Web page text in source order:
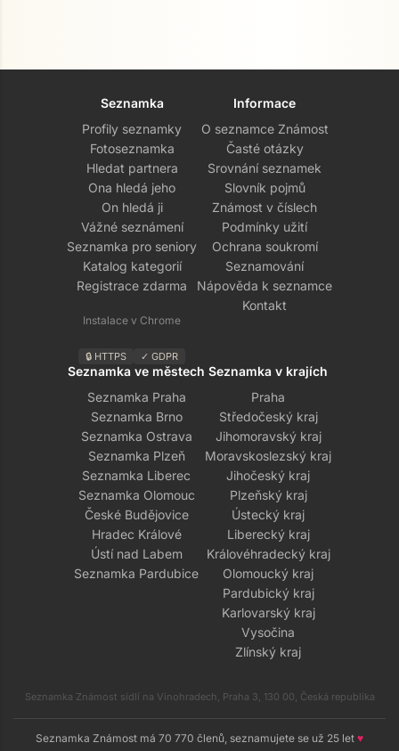
Seznamka
Profily seznamky
Fotoseznamka
Hledat partnera
Ona hledá jeho
On hledá ji
Vážné seznámení
Seznamka pro seniory
Katalog kategorií
Registrace zdarma
Instalace v Chrome
🔒 HTTPS ✓ GDPR
Informace
O seznamce Známost
Časté otázky
Srovnání seznamek
Slovník pojmů
Známost v číslech
Podmínky užití
Ochrana soukromí
Seznamování
Nápověda k seznamce
Kontakt
Seznamka ve městech
Seznamka Praha
Seznamka Brno
Seznamka Ostrava
Seznamka Plzeň
Seznamka Liberec
Seznamka Olomouc
České Budějovice
Hradec Králové
Ústí nad Labem
Seznamka Pardubice
Seznamka v krajích
Praha
Středočeský kraj
Jihomoravský kraj
Moravskoslezský kraj
Jihočeský kraj
Plzeňský kraj
Ústecký kraj
Liberecký kraj
Královéhradecký kraj
Olomoucký kraj
Pardubický kraj
Karlovarský kraj
Vysočina
Zlínský kraj
Seznamka Známost sídlí na Vinohradech, Praha 3, 130 00, Česká republika
Seznamka Známost má 70 770 členů, seznamujete se už 25 let ♥